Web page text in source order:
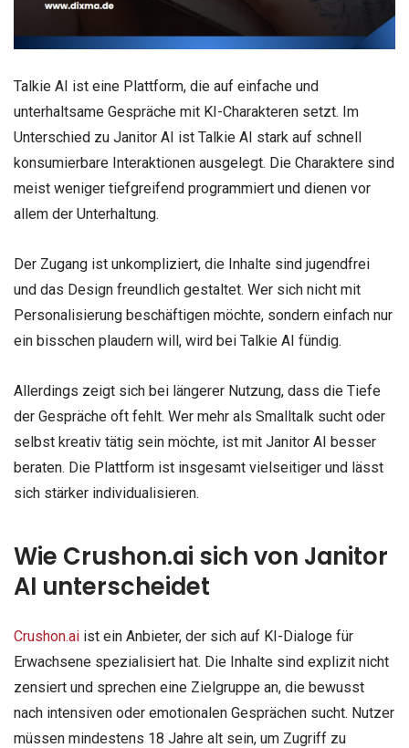
Talkie AI ist eine Plattform, die auf einfache und
unterhaltsame Gespräche mit KI-Charakteren setzt. Im
Unterschied zu Janitor AI ist Talkie AI stark auf schnell
konsumierbare Interaktionen ausgelegt. Die Charaktere sind
meist weniger tiefgreifend programmiert und dienen vor
allem der Unterhaltung.
Der Zugang ist unkompliziert, die Inhalte sind jugendfrei
und das Design freundlich gestaltet. Wer sich nicht mit
Personalisierung beschäftigen möchte, sondern einfach nur
ein bisschen plaudern will, wird bei Talkie AI fündig.
Allerdings zeigt sich bei längerer Nutzung, dass die Tiefe
der Gespräche oft fehlt. Wer mehr als Smalltalk sucht oder
selbst kreativ tätig sein möchte, ist mit Janitor AI besser
beraten. Die Plattform ist insgesamt vielseitiger und lässt
sich stärker individualisieren.
Wie Crushon.ai sich von Janitor
AI unterscheidet
Crushon.ai ist ein Anbieter, der sich auf KI-Dialoge für
Erwachsene spezialisiert hat. Die Inhalte sind explizit nicht
zensiert und sprechen eine Zielgruppe an, die bewusst
nach intensiven oder emotionalen Gesprächen sucht. Nutzer
müssen mindestens 18 Jahre alt sein, um Zugriff zu